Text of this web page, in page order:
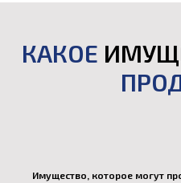
КАКОЕ
Имущество, которое могут